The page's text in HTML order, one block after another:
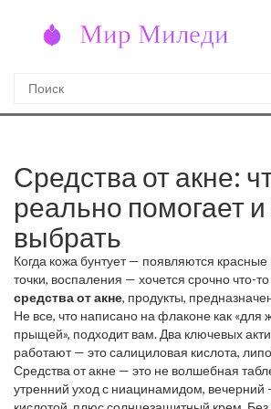
Средства от акне:
реально помогает и
выбрать
Когда кожа бунтует — появляются
точки, воспаления — хочется срочно что-
средства от акне, продукты,
воспалительными высыпаниями на коже,
избыточной выработкой себума и
acnes. Также известные какпротивоакне-
работать не просто на поверхности, а
думают, что чем агрессивнее средство,
Не все, что написано на флаконе как «для
прыщей», подходит вам. Два ключевых
работают — этосалициловая кислота,
гидроксикислотный пилинг, который
растворяя комедоны и снижая воспаление
Средства от акне — это не волшебная
утренний уход с ниацинамидом, вечерний